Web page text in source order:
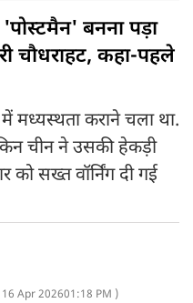
बनना पड़ा
चौधराहट, कहा-पहले
में मध्यस्थता कराने चला था.
चीन ने उसकी हेकड़ी
को सख्त वॉर्निंग दी गई
Apr 202601:18 PM )